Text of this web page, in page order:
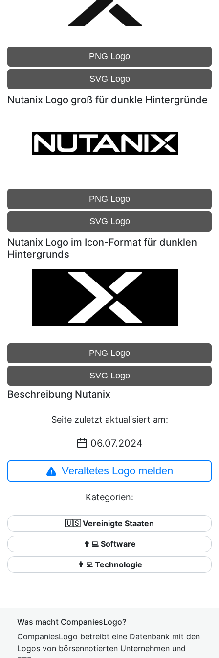
PNG Logo
SVG Logo
Nutanix Logo groß für dunkle Hintergründe
PNG Logo
SVG Logo
Nutanix Logo im Icon-Format für dunklen
Hintergrunds
PNG Logo
SVG Logo
Beschreibung Nutanix
Seite zuletzt aktualisiert am:
06.07.2024
Veraltetes Logo melden
Kategorien:
🇺🇸 Vereinigte Staaten
👨‍💻 Software
👩‍💻 Technologie
Was macht CompaniesLogo?
CompaniesLogo betreibt eine Datenbank mit den
Logos von börsennotierten Unternehmen und